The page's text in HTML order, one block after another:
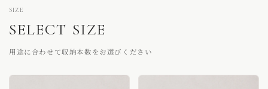
SIZE
SELECT SIZE
用途に合わせて収納本数をお選びください